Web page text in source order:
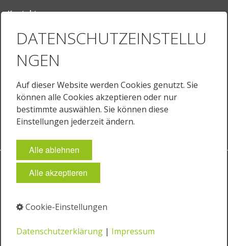
Kontakt
Ihr Weg zu uns
Sprache
English
English (US)
Français
Impressum Datenschutz
⁣ ⁣
DATENSCHUTZEINSTELLU
NGEN
Auf dieser Website werden Cookies genutzt. Sie
können alle Cookies akzeptieren oder nur
bestimmte auswählen. Sie können diese
Einstellungen jederzeit ändern.
Alle ablehnen
Alle akzeptieren
Cookie-Einstellungen
Datenschutzerklärung | Impressum